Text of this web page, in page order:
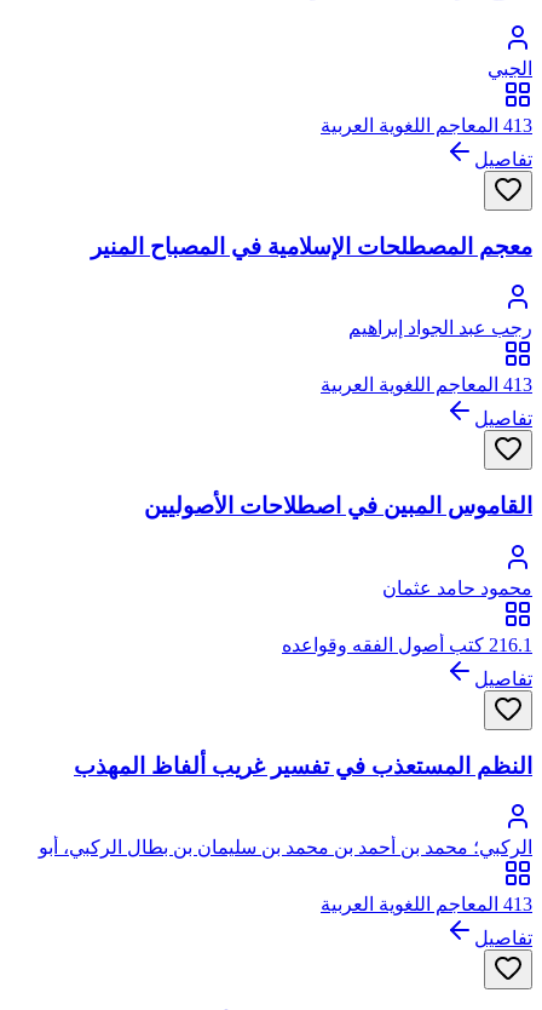
الجبي
413 المعاجم اللغوية العربية
تفاصيل
معجم المصطلحات الإسلامية في المصباح المنير
رجب عبد الجواد إبراهيم
413 المعاجم اللغوية العربية
تفاصيل
القاموس المبين في اصطلاحات الأصوليين
محمود حامد عثمان
216.1 كتب أصول الفقه وقواعده
تفاصيل
النظم المستعذب في تفسير غريب ألفاظ المهذب
الركبي؛ محمد بن أحمد بن محمد بن سليمان بن بطال الركبي، أبو
عبد الله، ويعرف ببطال
413 المعاجم اللغوية العربية
تفاصيل